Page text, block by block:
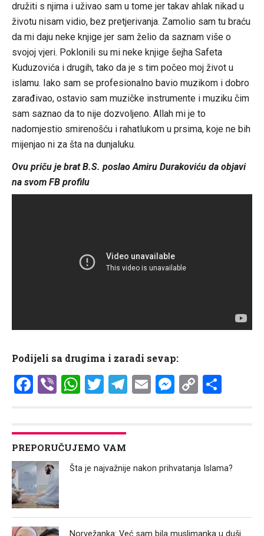
družiti s njima i uživao sam u tome jer takav ahlak nikad u
životu nisam vidio, bez pretjerivanja. Zamolio sam tu braću
da mi daju neke knjige jer sam želio da saznam više o
svojoj vjeri. Poklonili su mi neke knjige šejha Safeta
Kuduzovića i drugih, tako da je s tim počeo moj život u
islamu. Iako sam se profesionalno bavio muzikom i dobro
zarađivao, ostavio sam muzičke instrumente i muziku čim
sam saznao da to nije dozvoljeno. Allah mi je to
nadomjestio smirenošću i rahatlukom u prsima, koje ne bih
mijenjao ni za šta na dunjaluku.
Ovu priču je brat B.S. poslao Amiru Durakoviću da objavi
na svom FB profilu
Podijeli sa drugima i zaradi sevap:
Facebook
ViberWhatsApp
Twitter
Telegram
EmailCopy
PREPORUČUJEMO VAM
Šta je najvažnije nakon prihvatanja Islama?
Norvežanka: Već sam bila muslimanka u duši